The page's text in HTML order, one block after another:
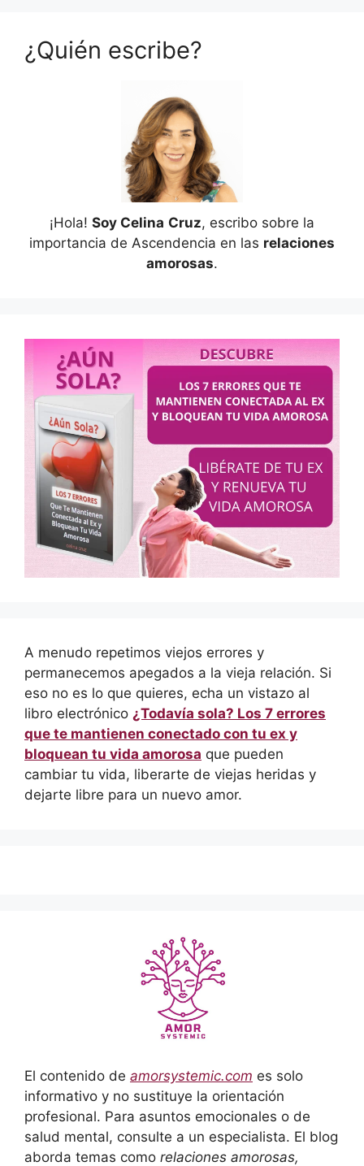
¿Quién escribe?
¡Hola! Soy Celina Cruz, escribo sobre la
importancia de Ascendencia en las relaciones
amorosas.
A menudo repetimos viejos errores y
permanecemos apegados a la vieja relación. Si
eso no es lo que quieres, echa un vistazo al
libro electrónico ¿Todavía sola? Los 7 errores
que te mantienen conectado con tu ex y
bloquean tu vida amorosa que pueden
cambiar tu vida, liberarte de viejas heridas y
dejarte libre para un nuevo amor.
El contenido de amorsystemic.com es solo
informativo y no sustituye la orientación
profesional. Para asuntos emocionales o de
salud mental, consulte a un especialista. El blog
aborda temas como relaciones amorosas,